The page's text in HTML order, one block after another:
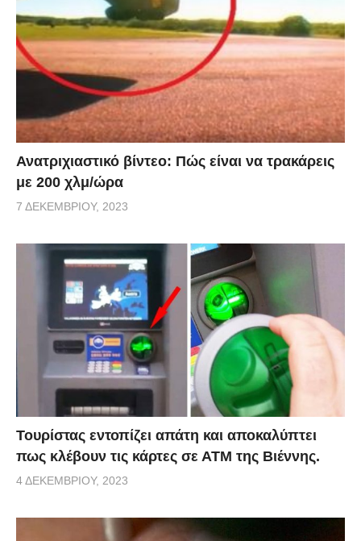
Ανατριχιαστικό βίντεο: Πώς είναι να τρακάρεις
με 200 χλμ/ώρα
7 ΔΕΚΕΜΒΡΊΟΥ, 2023
Τουρίστας εντοπίζει απάτη και αποκαλύπτει
πως κλέβουν τις κάρτες σε ΑΤΜ της Βιέννης.
4 ΔΕΚΕΜΒΡΊΟΥ, 2023